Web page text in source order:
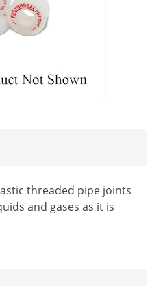
threaded pipe joints
and gases as it is